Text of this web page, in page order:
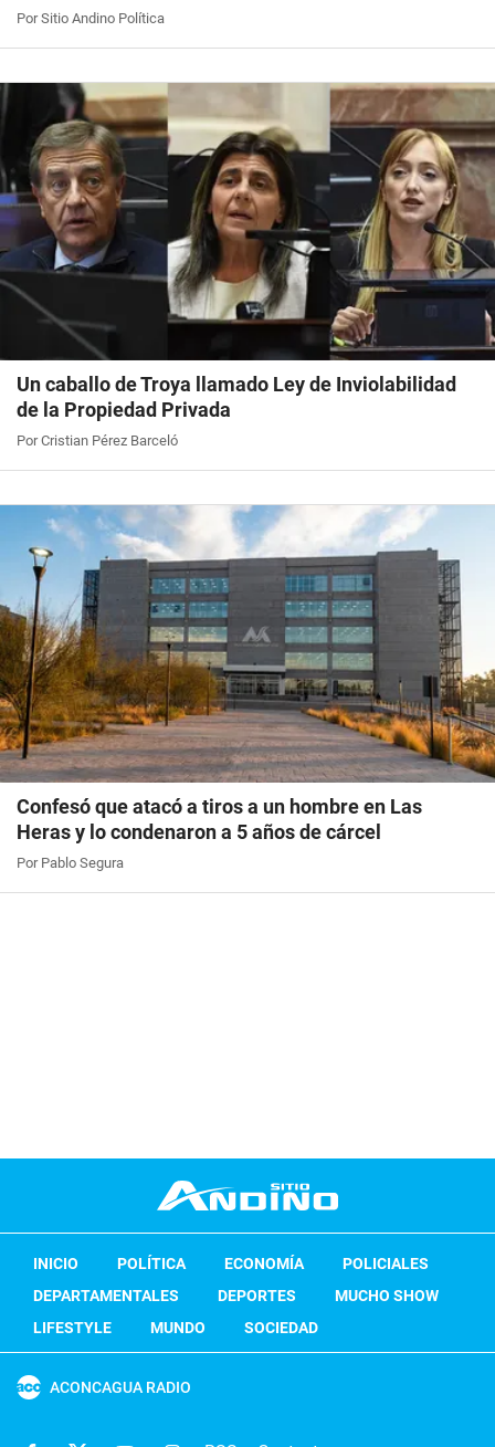
Por Sitio Andino Política
Un caballo de Troya llamado Ley de Inviolabilidad
de la Propiedad Privada
Por Cristian Pérez Barceló
Confesó que atacó a tiros a un hombre en Las
Heras y lo condenaron a 5 años de cárcel
Por Pablo Segura
INICIO POLÍTICA ECONOMÍA
POLICIALES
DEPARTAMENTALES
DEPORTES
MUCHO SHOW
LIFESTYLE
MUNDO SOCIEDAD
ACONCAGUA RADIO